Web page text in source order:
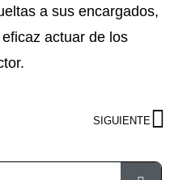
a sus encargados,
actuar de los
SIGUIENTE